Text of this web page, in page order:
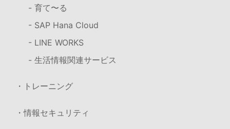
- 育て〜る
- SAP Hana Cloud
- LINE WORKS
- 生活情報関連サービス
・トレーニング
・情報セキュリティ